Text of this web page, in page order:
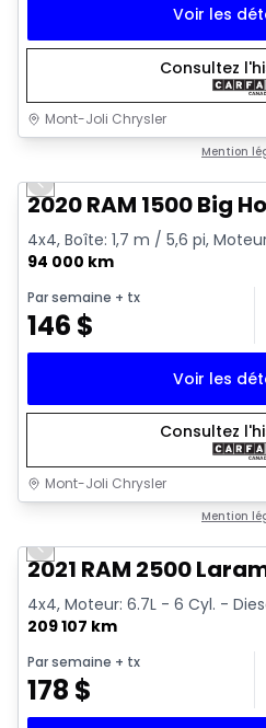
Voir les
Consultez
Mont-Joli Chrysler
Mention
Previous slide
2020 RAM 1500 Big
4x4, Boîte: 1,7 m / 5,6 pi,
94 000 km
Par semaine + tx
146 $
Voir les
Consultez
Mont-Joli Chrysler
Mention
Vidéo disponible
Previous slide
2021 RAM 2500
4x4, Moteur: 6.7L - 6 Cyl. -
209 107 km
Par semaine + tx
178 $